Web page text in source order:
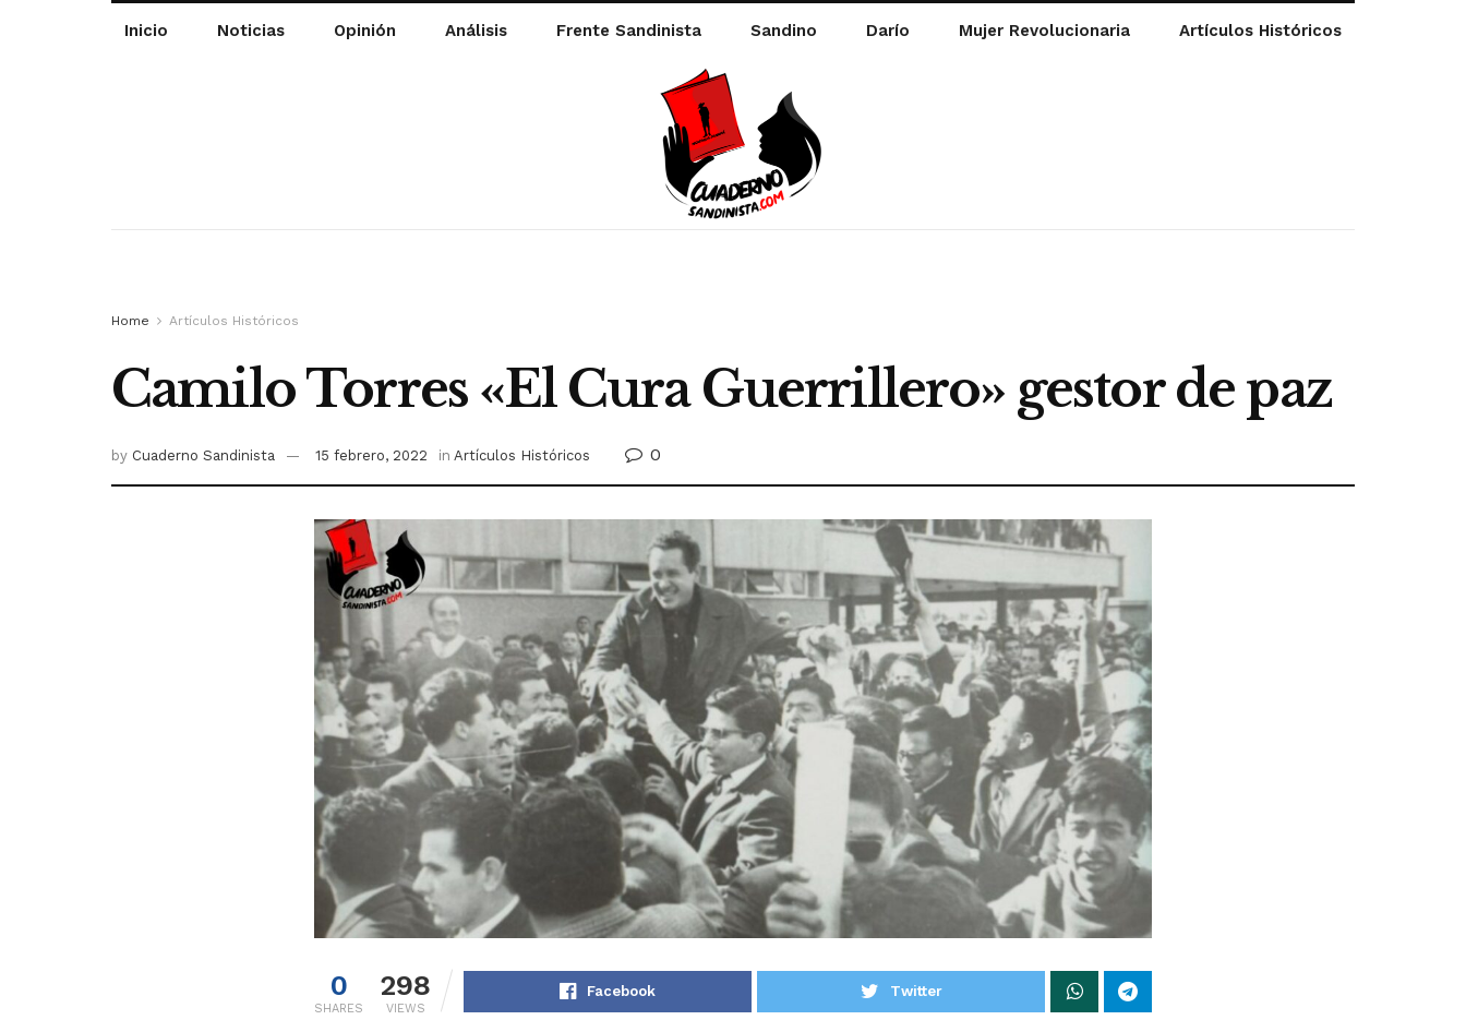
Inicio Noticias Opinión Análisis Frente Sandinista Sandino Darío Mujer Revolucionaria Artículos Históricos
Home Artículos Históricos
Camilo Torres «El Cura Guerrillero» gestor de paz
by Cuaderno Sandinista 15 febrero, 2022 in Artículos Históricos 0
0
SHARES
298
VIEWS
Facebook Twitter